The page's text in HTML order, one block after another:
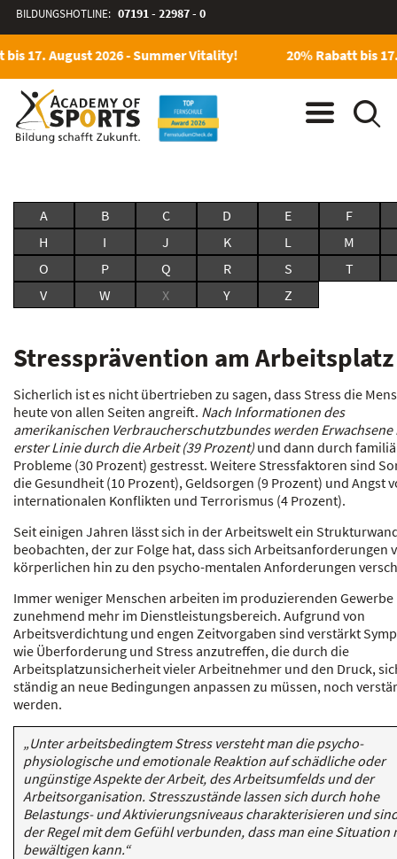
BILDUNGSHOTLINE: 07191 - 22987 - 0
17. August 2026 - Summer Vitality! 20% Rabatt bis
A B C D E
F
H
I J K L
M
O
P Q R S
T
V
W X Y Z
Stressprävention am Arbeitsplatz
Sicherlich ist es nicht übertrieben zu sagen, dass Stress die
heute von allen Seiten angreift. Nach Informationen des
amerikanischen Verbraucherschutzbundes werden Erwachsene
erster Linie durch die Arbeit (39 Prozent) und dann durch
Probleme (30 Prozent) gestresst. Weitere Stressfaktoren sind
die Gesundheit (10 Prozent), Geldsorgen (9 Prozent) und Angst
internationalen Konflikten und Terrorismus (4 Prozent).
Seit einigen Jahren lässt sich in der Arbeitswelt ein
beobachten, der zur Folge hat, dass sich Arbeitsanforderungen
körperlichen hin zu den psycho-mentalen Anforderungen
Immer weniger Menschen arbeiten im produzierenden
zunehmend mehr im Dienstleistungsbereich. Aufgrund von
Arbeitsverdichtung und engen Zeitvorgaben sind verstärkt
wie Überforderung und Stress anzutreffen, die durch die
Arbeitsplatzunsicherheit vieler Arbeitnehmer und den Druck,
ständig an neue Bedingungen anpassen zu müssen, noch
werden.
„Unter arbeitsbedingtem Stress versteht man die psycho-
physiologische und emotionale Reaktion auf schädliche oder
ungünstige Aspekte der Arbeit, des Arbeitsumfelds und der
Arbeitsorganisation. Stresszustände lassen sich durch hohe
Belastungs- und Aktivierungsniveaus charakterisieren und
der Regel mit dem Gefühl verbunden, dass man eine Situation
bewältigen kann.“